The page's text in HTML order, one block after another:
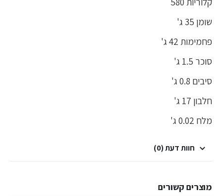
שומן 35 ג'
פחמימות 42 ג'
סוכר 1.5 ג'
סיבים 0.8 ג'
חלבון 17 ג'
מלח 0.02 ג'
חוות דעת (0)
מוצרים קשורים